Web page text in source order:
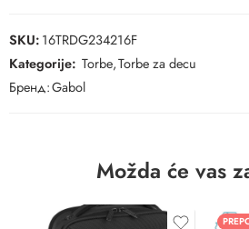
SKU:16TRDG234216F
Kategorije: Torbe,Torbe za decu
Бренд:Gabol
Možda će vas